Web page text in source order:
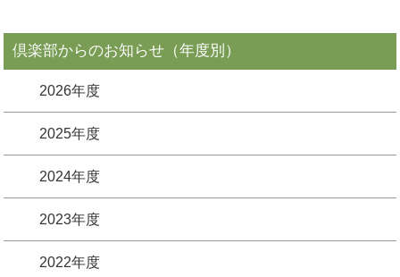
倶楽部からのお知らせ（年度別）
2026年度
2025年度
2024年度
2023年度
2022年度